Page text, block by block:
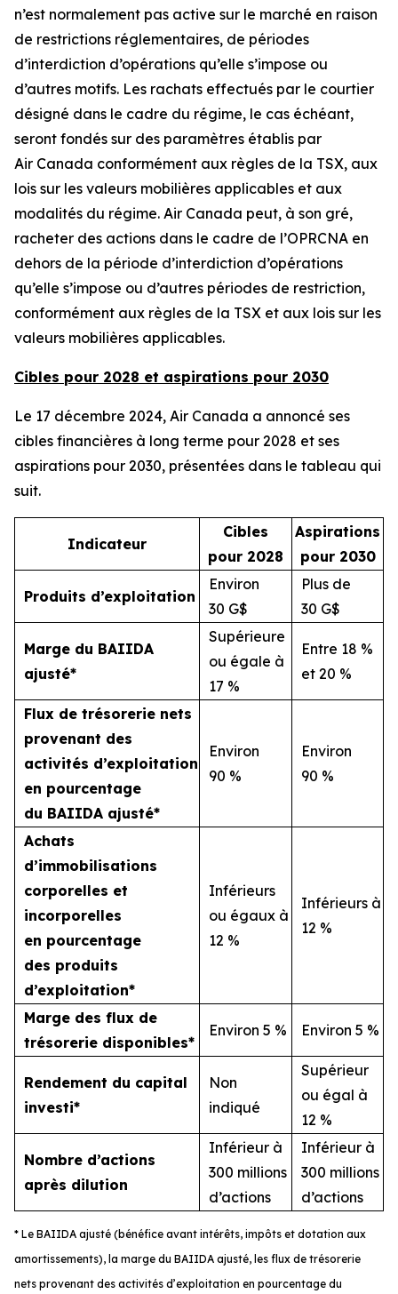
n’est normalement pas active sur le marché en raison
de restrictions réglementaires, de périodes
d’interdiction d’opérations qu’elle s’impose ou
d’autres motifs. Les rachats effectués par le courtier
désigné dans le cadre du régime, le cas échéant,
seront fondés sur des paramètres établis par
Air Canada conformément aux règles de la TSX, aux
lois sur les valeurs mobilières applicables et aux
modalités du régime. Air Canada peut, à son gré,
racheter des actions dans le cadre de l’OPRCNA en
dehors de la période d’interdiction d’opérations
qu’elle s’impose ou d’autres périodes de restriction,
conformément aux règles de la TSX et aux lois sur les
valeurs mobilières applicables.
Cibles pour 2028 et aspirations pour 2030
Le 17 décembre 2024, Air Canada a annoncé ses
cibles financières à long terme pour 2028 et ses
aspirations pour 2030, présentées dans le tableau qui
suit.
Indicateur
Cibles
pour 2028
Aspirations
pour 2030
Produits d’exploitation
Environ
30 G$
Plus de
30 G$
Marge du BAIIDA
ajusté*
Supérieure
ou égale à
17 %
Entre 18 %
et 20 %
Flux de trésorerie nets
provenant des
activités d’exploitation
en pourcentage
du BAIIDA ajusté*
Environ
90 %
Environ
90 %
Achats
d’immobilisations
corporelles et
incorporelles
en pourcentage
des produits
d’exploitation*
Inférieurs
ou égaux à
12 %
Inférieurs à
12 %
Marge des flux de
trésorerie disponibles*
Environ 5 % Environ 5 %
Rendement du capital
investi*
Non
indiqué
Supérieur
ou égal à
12 %
Nombre d’actions
après dilution
Inférieur à
300 millions
d’actions
Inférieur à
300 millions
d’actions
* Le BAIIDA ajusté (bénéfice avant intérêts, impôts et dotation aux
amortissements), la marge du BAIIDA ajusté, les flux de trésorerie
nets provenant des activités d’exploitation en pourcentage du